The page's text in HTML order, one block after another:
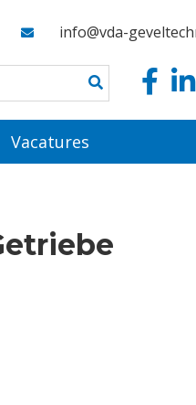
info@vda-
Vacatures